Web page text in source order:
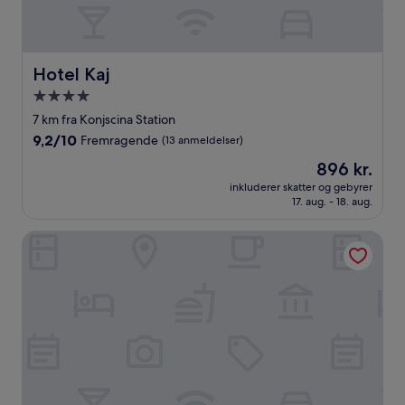
Hotel Kaj
Hotel Kaj
4.0-
stjernet
overnatningssted
7 km fra Konjscina Station
9.2
anmeldelser)
9,2/10 Fremragende (13 anmeldelser)
Prisen
er
896 kr.
896 kr.
inkluderer skatter og gebyrer
17. aug. - 18. aug.